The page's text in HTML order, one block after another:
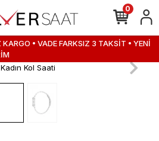
• VADE FARKSIZ 3 TAKSİT • YENİ
0